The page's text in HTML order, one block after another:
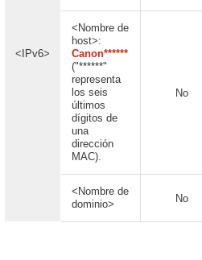
<IPv6>
<Nombre de
host>:
Canon******
("******"
representa
los seis
últimos
dígitos de
una
dirección
MAC).
No
<Nombre de
dominio>
No